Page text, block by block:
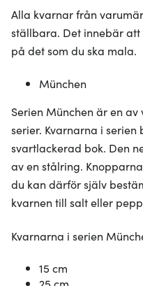
Alla kvarnar från
ställbara. Det innebär
på det som du ska mala.
München
Serien München är en
serier. Kvarnarna i
svartlackerad bok. Den
av en stålring.
du kan därför själv
kvarnen till salt eller
Kvarnarna i serien
15 cm